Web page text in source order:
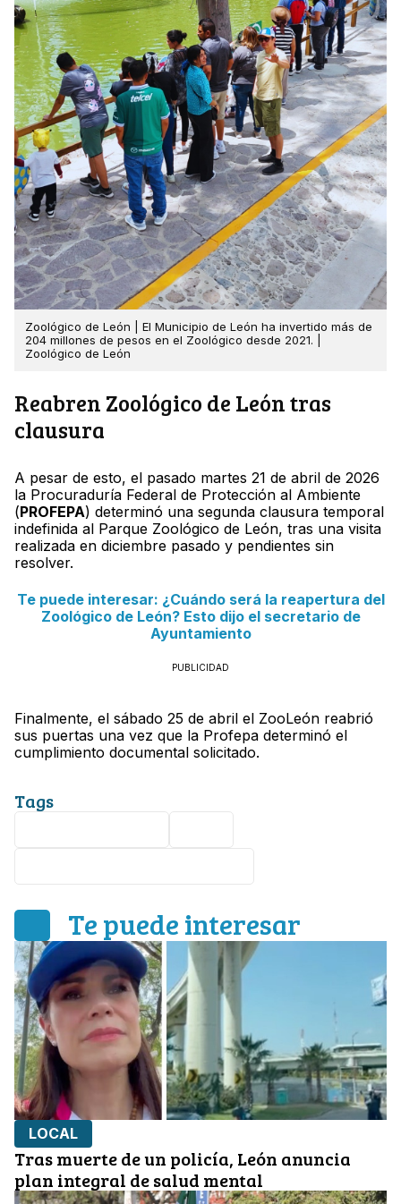
Zoológico de León | El Municipio de León ha invertido más de
204 millones de pesos en el Zoológico desde 2021. |
Zoológico de León
Reabren Zoológico de León tras
clausura
A pesar de esto, el pasado martes 21 de abril de 2026
la Procuraduría Federal de Protección al Ambiente
(PROFEPA) determinó una segunda clausura temporal
indefinida al Parque Zoológico de León, tras una visita
realizada en diciembre pasado y pendientes sin
resolver.
Te puede interesar: ¿Cuándo será la reapertura del
Zoológico de León? Esto dijo el secretario de
Ayuntamiento
PUBLICIDAD
Finalmente, el sábado 25 de abril el ZooLeón reabrió
sus puertas una vez que la Profepa determinó el
cumplimiento documental solicitado.
Tags
Te puede interesar
LOCAL
Tras muerte de un policía, León anuncia
plan integral de salud mental